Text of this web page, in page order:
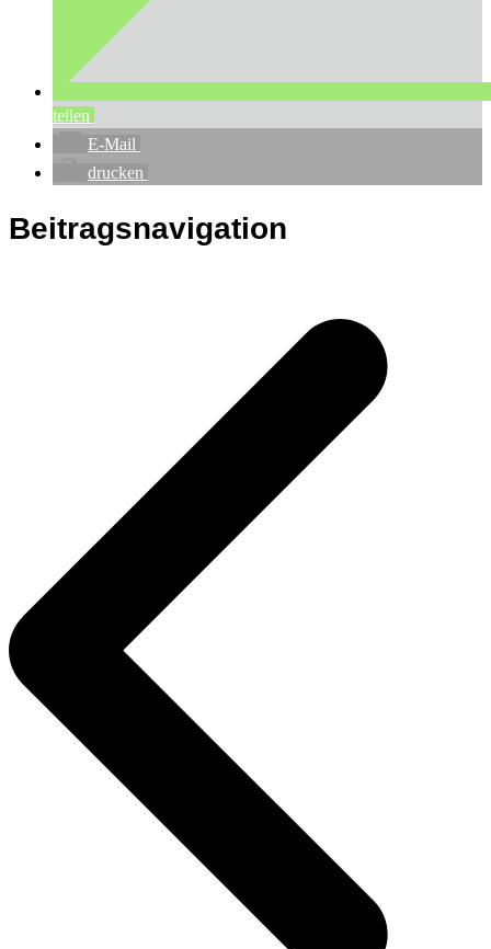
teilen
E-Mail
drucken
Beitragsnavigation